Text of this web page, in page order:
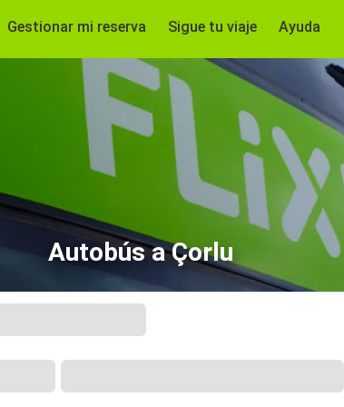
Gestionar mi reserva Sigue tu viaje Ayuda
Autobús a Çorlu